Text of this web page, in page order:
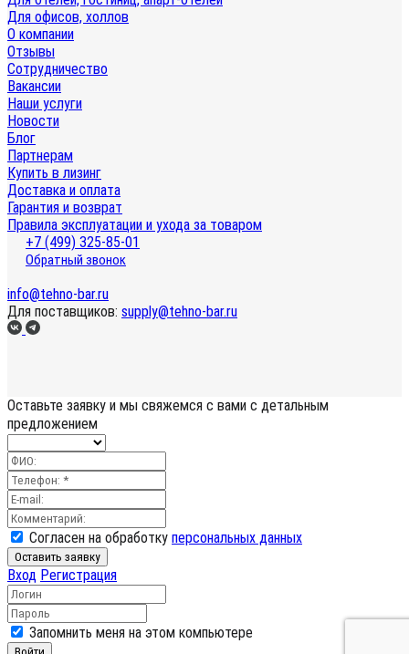
Для офисов, холлов
О компании
Отзывы
Сотрудничество
Вакансии
Наши услуги
Новости
Блог
Партнерам
Купить в лизинг
Доставка и оплата
Гарантия и возврат
Правила эксплуатации и ухода за товаром
+7 (499) 325-85-01
Обратный звонок
info@tehno-bar.ru
Для поставщиков: supply@tehno-bar.ru
Оставьте заявку и мы свяжемся с вами с детальным
предложением
Согласен на обработку персональных данных
Оставить заявку
Вход Регистрация
Запомнить меня на этом компьютере